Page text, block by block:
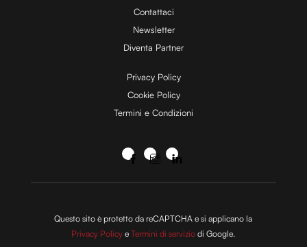
Contattaci
Newsletter
Diventa Partner
Privacy Policy
Cookie Policy
Termini e Condizioni
Questo sito è protetto da reCAPTCHA e si applicano la
Privacy Policy eTermini di servizio di Google.